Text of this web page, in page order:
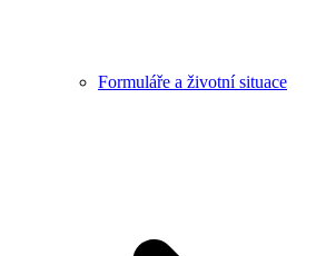
Formuláře a životní situace